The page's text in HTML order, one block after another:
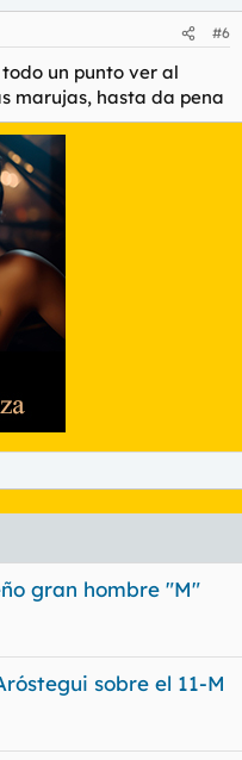
#6
un punto ver al
marujas, hasta da pena
gran hombre "M"
sobre el 11-M